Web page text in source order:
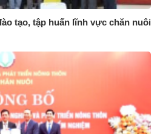
tạo, tập huấn lĩnh vực chăn nuôi